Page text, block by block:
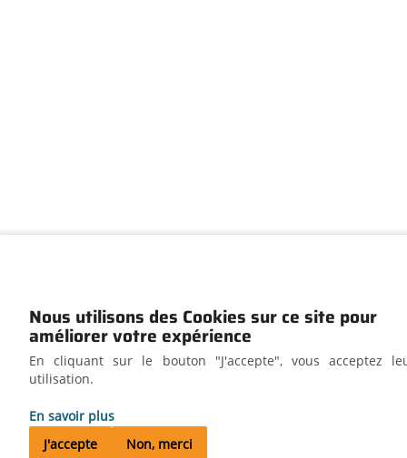
Nous utilisons des Cookies sur ce site pour
améliorer votre expérience
En cliquant sur le bouton "J'accepte", vous acceptez
utilisation.
En savoir plus
J'accepte
Non, merci